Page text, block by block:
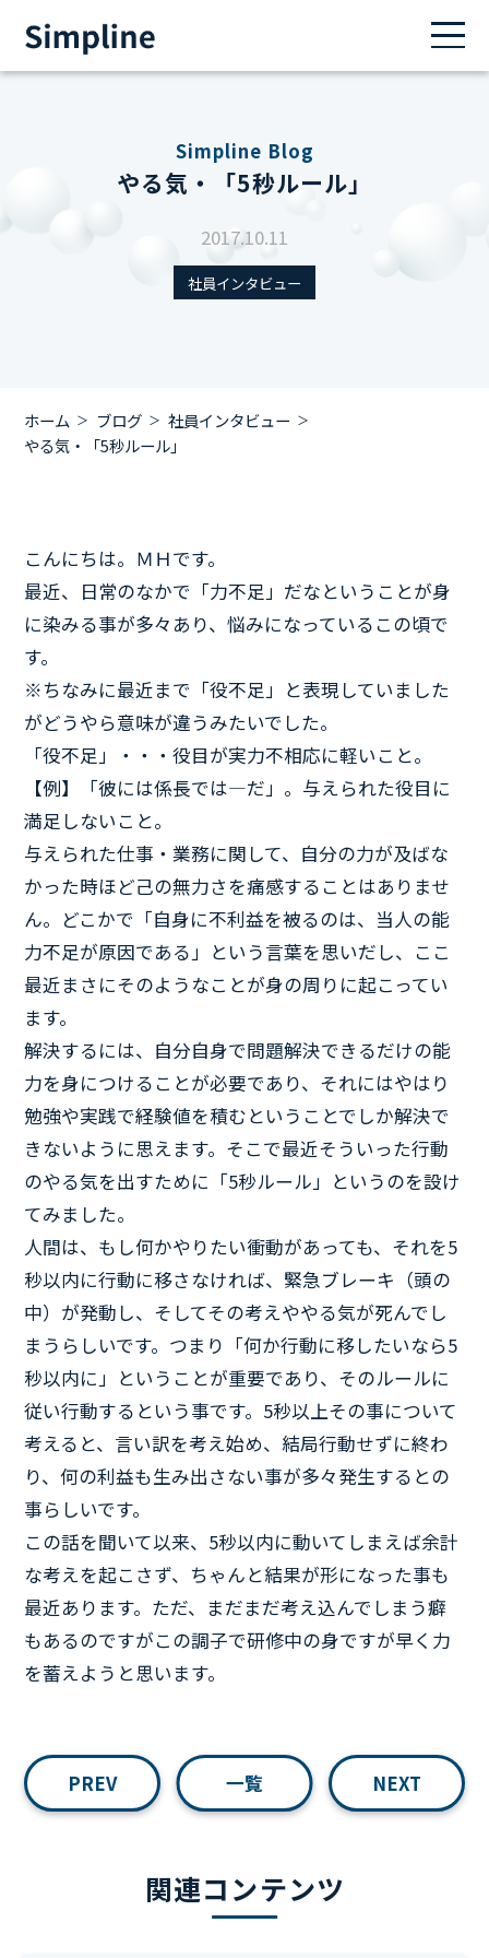
Simpline Blog
やる気・「5秒ルール」
2017.10.11
社員インタビュー
ホーム ブログ
社員インタビュー
やる気・「5秒ルール」
こんにちは。ＭＨです。
最近、日常のなかで「力不足」だなということが身
に染みる事が多々あり、悩みになっているこの頃で
す。
※ちなみに最近まで「役不足」と表現していました
がどうやら意味が違うみたいでした。
「役不足」・・・役目が実力不相応に軽いこと。
【例】「彼には係長では―だ」。与えられた役目に
満足しないこと。
与えられた仕事・業務に関して、自分の力が及ばな
かった時ほど己の無力さを痛感することはありませ
ん。どこかで「自身に不利益を被るのは、当人の能
力不足が原因である」という言葉を思いだし、ここ
最近まさにそのようなことが身の周りに起こってい
ます。
解決するには、自分自身で問題解決できるだけの能
力を身につけることが必要であり、それにはやはり
勉強や実践で経験値を積むということでしか解決で
きないように思えます。そこで最近そういった行動
のやる気を出すために「5秒ルール」というのを設け
てみました。
人間は、もし何かやりたい衝動があっても、それを5
秒以内に行動に移さなければ、緊急ブレーキ（頭の
中）が発動し、そしてその考えややる気が死んでし
まうらしいです。つまり「何か行動に移したいなら5
秒以内に」ということが重要であり、そのルールに
従い行動するという事です。5秒以上その事について
考えると、言い訳を考え始め、結局行動せずに終わ
り、何の利益も生み出さない事が多々発生するとの
事らしいです。
この話を聞いて以来、5秒以内に動いてしまえば余計
な考えを起こさず、ちゃんと結果が形になった事も
最近あります。ただ、まだまだ考え込んでしまう癖
もあるのですがこの調子で研修中の身ですが早く力
を蓄えようと思います。
PREV 一覧 NEXT
関連コンテンツ